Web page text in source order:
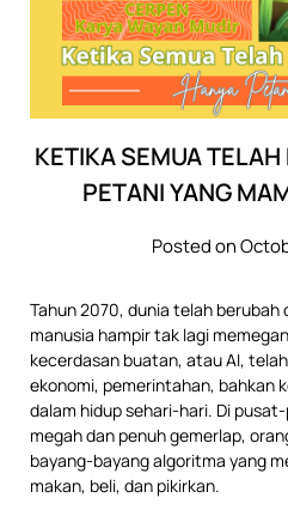
KETIKA SEMUA
PETANI YANG
Posted on
Tahun 2070, dunia telah
manusia hampir tak lagi
kecerdasan buatan, atau AI,
ekonomi, pemerintahan, bahkan
dalam hidup sehari-hari. Di
megah dan penuh gemerlap,
bayang-bayang algoritma yang
makan, beli, dan pikirkan.